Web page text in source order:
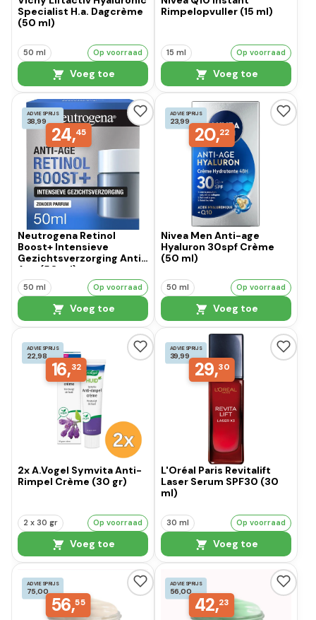
Specialist H.a. Dagcrème
(50 ml)
50 ml Op voorraad
Voeg toe
Rimpelopvuller (15 ml)
15 ml Op voorraad
Voeg toe
ADVIESPRIJS
38,99
24,45
Neutrogena Retinol
Boost+ Intensieve
Gezichtsverzorging Anti-
Age (50 ml)
50 ml Op voorraad
Voeg toe
ADVIESPRIJS
23,99
20,22
Nivea Men Anti-age
Hyaluron 30spf Crème
(50 ml)
50 ml Op voorraad
Voeg toe
ADVIESPRIJS
22,98
16,32
2x A.Vogel Symvita Anti-
Rimpel Crème (30 gr)
2 x 30 gr Op voorraad
Voeg toe
ADVIESPRIJS
39,99
29,30
L'Oréal Paris Revitalift
Laser Serum SPF30 (30
ml)
30 ml Op voorraad
Voeg toe
ADVIESPRIJS
75,00
56,55
ADVIESPRIJS
56,00
42,23